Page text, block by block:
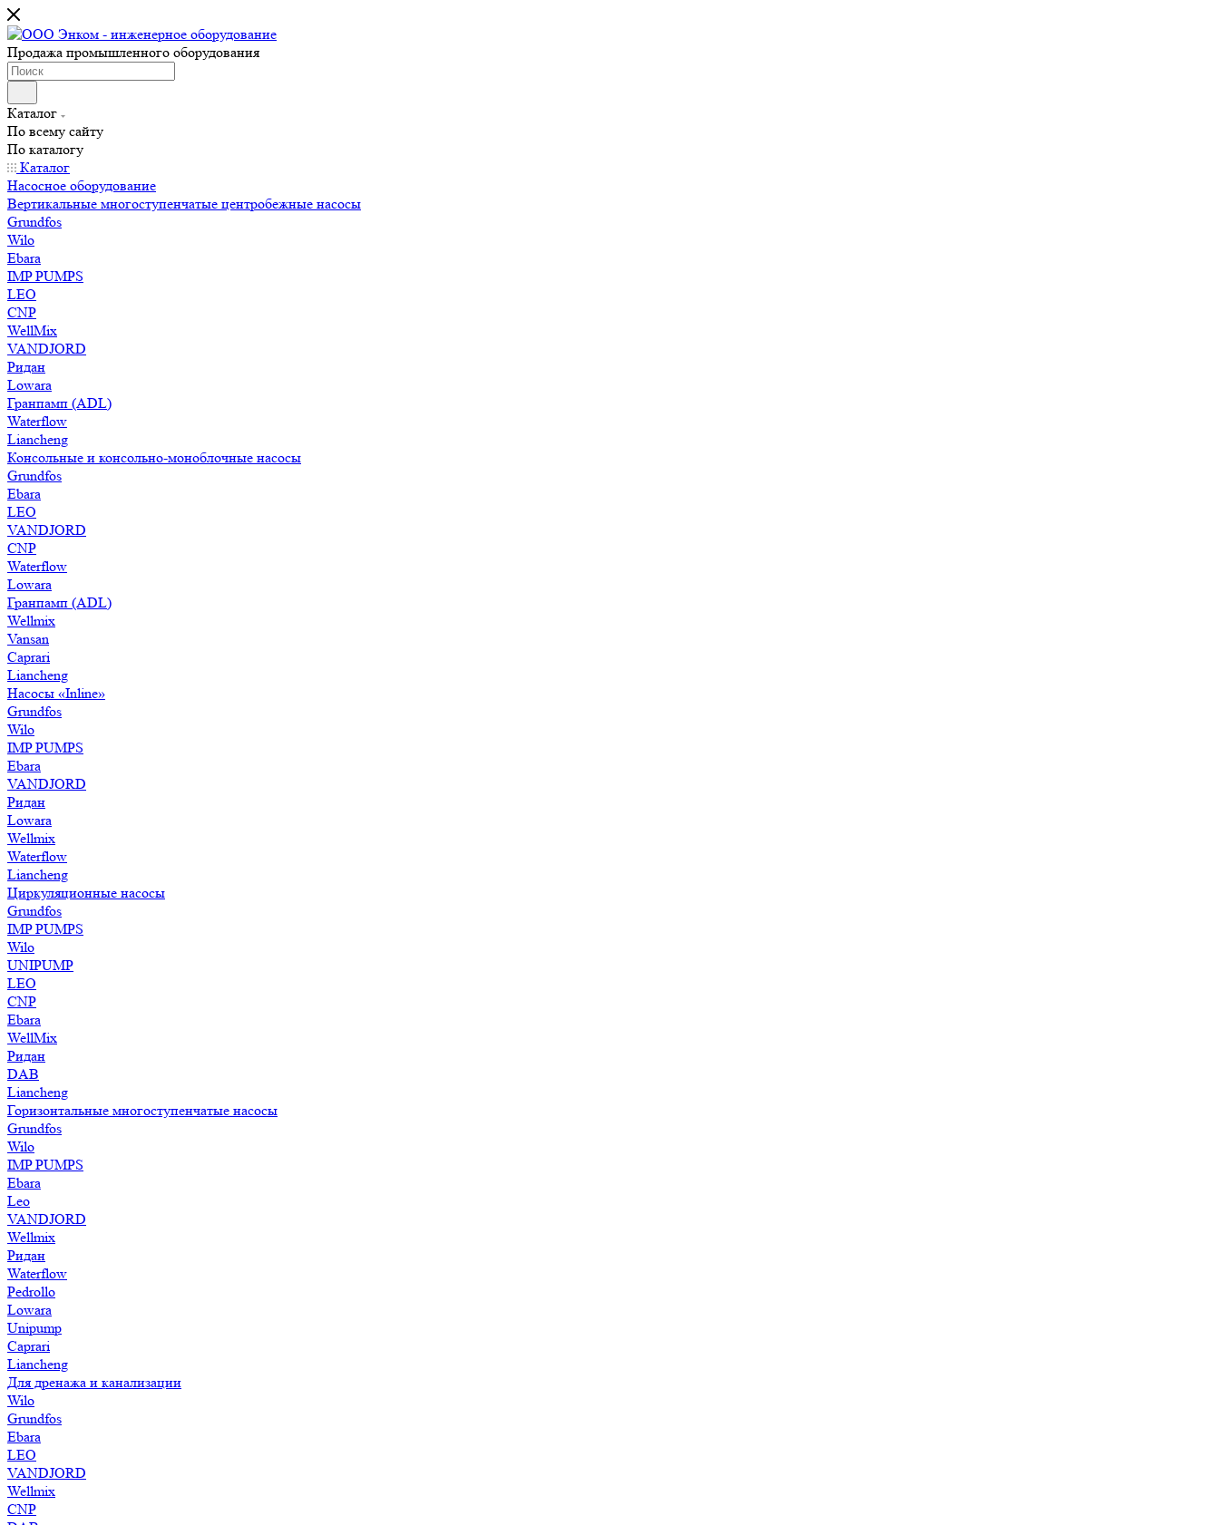
Продажа промышленного оборудования
Каталог
По всему сайту
По каталогу
Каталог
Насосное оборудование
Вертикальные многоступенчатые центробежные насосы
Grundfos
Wilo
Ebara
IMP PUMPS
LEO
CNP
WellMix
VANDJORD
Ридан
Lowara
Гранпамп (ADL)
Waterflow
Liancheng
Консольные и консольно-моноблочные насосы
Grundfos
Ebara
LEO
VANDJORD
CNP
Waterflow
Lowara
Гранпамп (ADL)
Wellmix
Vansan
Caprari
Liancheng
Насосы «Inline»
Grundfos
Wilo
IMP PUMPS
Ebara
VANDJORD
Ридан
Lowara
Wellmix
Waterflow
Liancheng
Циркуляционные насосы
Grundfos
IMP PUMPS
Wilo
UNIPUMP
LEO
CNP
Ebara
WellMix
Ридан
DAB
Liancheng
Горизонтальные многоступенчатые насосы
Grundfos
Wilo
IMP PUMPS
Ebara
Leo
VANDJORD
Wellmix
Ридан
Waterflow
Pedrollo
Lowara
Unipump
Caprari
Liancheng
Для дренажа и канализации
Wilo
Grundfos
Ebara
LEO
VANDJORD
Wellmix
CNP